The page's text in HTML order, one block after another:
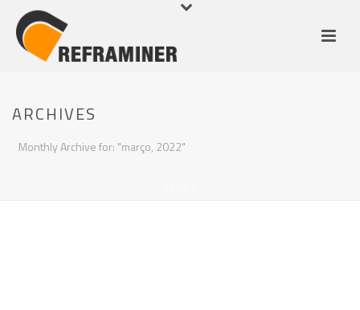
ARCHIVES
Monthly Archive for: "março, 2022"